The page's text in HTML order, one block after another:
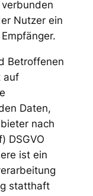
Nutzer ein
Betroffenen
auf
Daten,
nach
DSGVO
ist ein
statthaft